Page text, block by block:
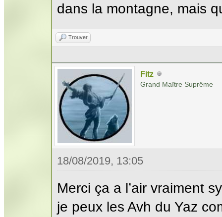
dans la montagne, mais
Trouver
Fitz
Grand Maître Suprême
18/08/2019, 13:05
Merci ça a l’air vraiment
je peux les Avh du Yaz